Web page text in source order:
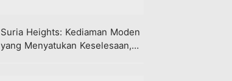
Suria Heights: Kediaman Moden
yang Menyatukan Keselesaan,